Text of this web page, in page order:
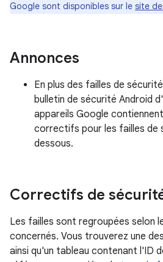
Google sont disponibles sur le site
Annonces
En plus des failles de
bulletin de sécurité Android
appareils Google
correctifs pour les failles de
dessous.
Correctifs de
Les failles sont regroupées selon
concernés. Vous trouverez une
ainsi qu'un tableau contenant l'ID